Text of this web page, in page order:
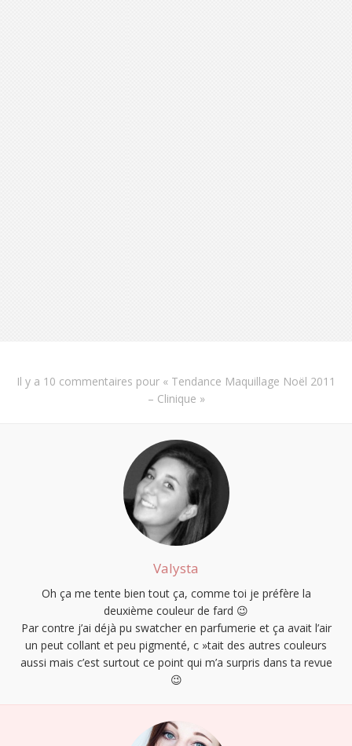
Il y a 10 commentaires pour « Tendance Maquillage Noël 2011
– Clinique »
Valysta
Oh ça me tente bien tout ça, comme toi je préfère la
deuxième couleur de fard 😉
Par contre j’ai déjà pu swatcher en parfumerie et ça avait l’air
un peut collant et peu pigmenté, c »tait des autres couleurs
aussi mais c’est surtout ce point qui m’a surpris dans ta revue
😉